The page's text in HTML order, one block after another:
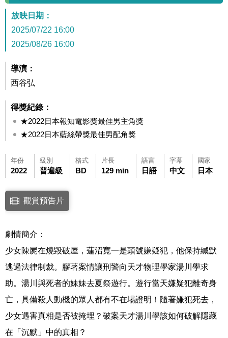
放映日期：
2025/07/22 16:00
2025/08/26 16:00
導演：
西谷弘
得獎紀錄：
★2022日本報知電影獎最佳男主角獎
★2022日本藍絲帶獎最佳男配角獎
年份
2022
級別
普遍級
格式
BD
片長
129 min
語言
日語
字幕
中文
國家
日本
點擊下列連結開啟視窗後，可使用鍵盤Tab鍵移至影片中央播放鍵，再
連結至Youtube網站觀看此影片(開新視窗)
觀賞預告片
劇情簡介：
少女陳屍在燒毀破屋，蓮沼寬一是頭號嫌疑犯，他保持緘默
逃過法律制裁。膠著案情讓刑警向天才物理學家湯川學求
助。湯川與死者的妹妹去夏祭遊行。遊行當天嫌疑犯離奇身
亡，具備殺人動機的眾人都有不在場證明！隨著嫌犯死去，
少女遇害真相是否被掩埋？破案天才湯川學該如何破解隱藏
在「沉默」中的真相？